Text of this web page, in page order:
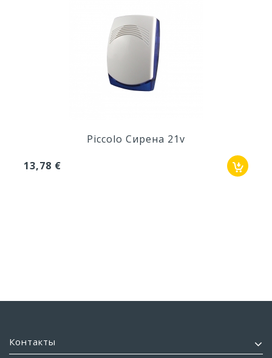
Piccolo Сирена 21v
13,78 €
Контакты